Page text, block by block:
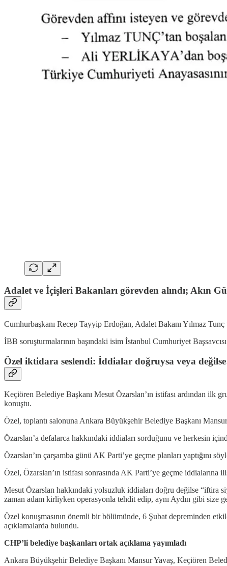
Adalet ve İçişleri Bakanları görevden alındı; Akın
Cumhurbaşkanı Recep Tayyip Erdoğan, Adalet Bakanı Yılmaz
İBB soruşturmalarının başındaki isim İstanbul Cumhuriyet
Özel iktidara seslendi: İddialar doğruysa veya
Keçiören Belediye Başkanı Mesut Özarslan’ın istifası ardından ilk
konuştu.
Özel, toplantı salonuna Ankara Büyükşehir Belediye Başkanı
Özarslan’a defalarca hakkındaki iddiaları sorduğunu ve herkesin
Özarslan’ın çarşamba günü AK Parti’ye geçme planları yaptığını
Özel, Özarslan’ın istifası sonrasında AK Parti’ye geçme iddialarına
Mesut Özarslan hakkındaki yolsuzluk iddiaları doğru değilse “iftira
zaman adam kirliyken operasyonla tehdit edip, aynı Aydın gibi size
Özel konuşmasının önemli bir bölümünde, 6 Şubat depreminden
açıklamalarda bulundu.
CHP’li belediye başkanları ortak açıklama yayımladı
Ankara Büyükşehir Belediye Başkanı Mansur Yavaş, Keçiören